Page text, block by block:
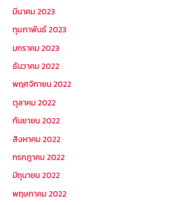
มีนาคม 2023
กุมภาพันธ์ 2023
มกราคม 2023
ธันวาคม 2022
พฤศจิกายน 2022
ตุลาคม 2022
กันยายน 2022
สิงหาคม 2022
กรกฎาคม 2022
มิถุนายน 2022
พฤษภาคม 2022